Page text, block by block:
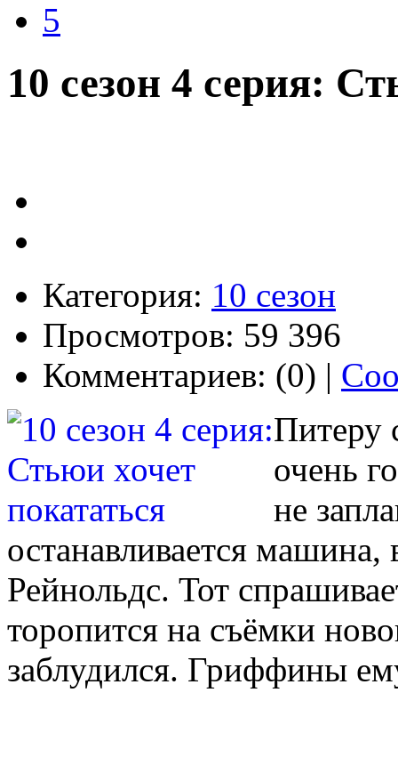
5
10 сезон 4 серия:
Категория: 10 сезон
Просмотров: 59 396
Комментариев: (0) |
Питеру
очень
не
останавливается машина,
Рейнольдс. Тот
торопится на съёмки
заблудился. Гриффины